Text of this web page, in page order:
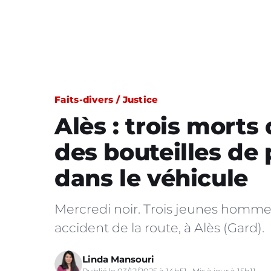
Faits-divers / Justice
Alès : trois morts
des bouteilles de
dans le véhicule
Mercredi noir. Trois jeunes
accident de la route, à Alès (Gard).
Linda Mansouri